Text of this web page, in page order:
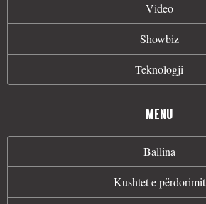
Video
Showbiz
Teknologji
MENU
Ballina
Kushtet e përdorimit